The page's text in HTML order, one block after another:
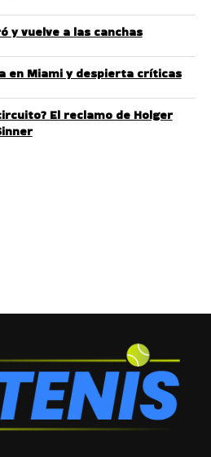
y vuelve a las canchas
en Miami y despierta críticas
El reclamo de Holger